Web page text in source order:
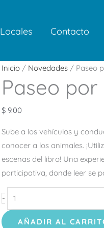
Locales Contacto
Inicio / Novedades / Paseo
Paseo
$ 9.00
Sube a los vehículos y
conocer a los animales.
escenas del libro! Una
participativa, donde leer se
-
Paseo
por
Sabana
AÑADIR AL